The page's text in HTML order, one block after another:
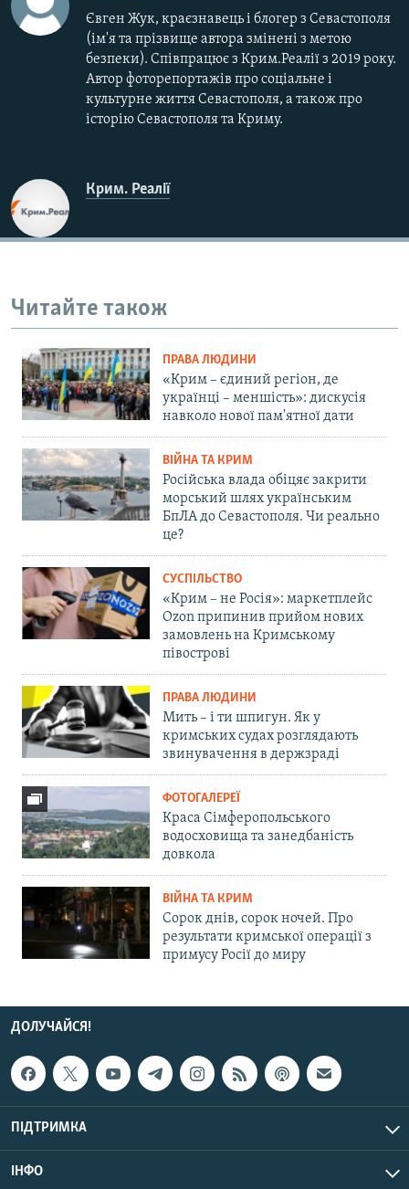
Євген Жук, краєзнавець і блогер з Севастополя
(ім'я та прізвище автора змінені з метою
безпеки). Співпрацює з Крим.Реалії з 2019 року.
Автор фоторепортажів про соціальне і
культурне життя Севастополя, а також про
історію Севастополя та Криму.
Крим. Реалії
Читайте також
ПРАВА ЛЮДИНИ
«Крим – єдиний регіон, де
українці – меншість»: дискусія
навколо нової пам'ятної дати
ВІЙНА ТА КРИМ
Російська влада обіцяє закрити
морський шлях українським
БпЛА до Севастополя. Чи реально
це?
СУСПІЛЬСТВО
«Крим – не Росія»: маркетплейс
Ozon припинив прийом нових
замовлень на Кримському
півострові
ПРАВА ЛЮДИНИ
Мить – і ти шпигун. Як у
кримських судах розглядають
звинувачення в держзраді
ФОТОГАЛЕРЕЇ
Краса Сімферопольського
водосховища та занедбаність
довкола
ВІЙНА ТА КРИМ
Сорок днів, сорок ночей. Про
результати кримської операції з
примусу Росії до миру
ДОЛУЧАЙСЯ!
ПІДТРИМКА
ІНФО